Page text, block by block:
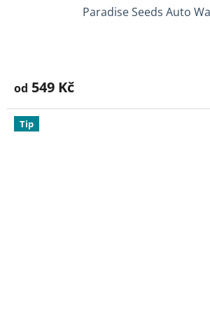
Paradise Seeds Auto
produktu
4,7
od 549 Kč
Tip